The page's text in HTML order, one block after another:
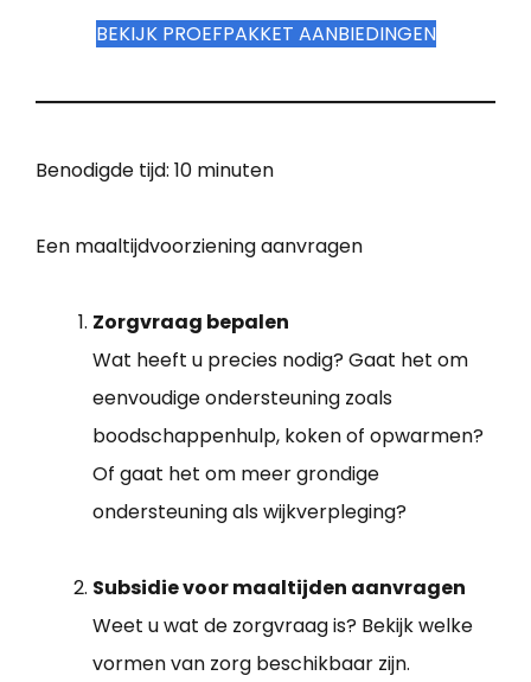
BEKIJK PROEFPAKKET AANBIEDINGEN
Benodigde tijd: 10 minuten
Een maaltijdvoorziening aanvragen
Zorgvraag bepalen
Wat heeft u precies nodig? Gaat het om
eenvoudige ondersteuning zoals
boodschappenhulp, koken of opwarmen?
Of gaat het om meer grondige
ondersteuning als wijkverpleging?
Subsidie voor maaltijden aanvragen
Weet u wat de zorgvraag is? Bekijk welke
vormen van zorg beschikbaar zijn.